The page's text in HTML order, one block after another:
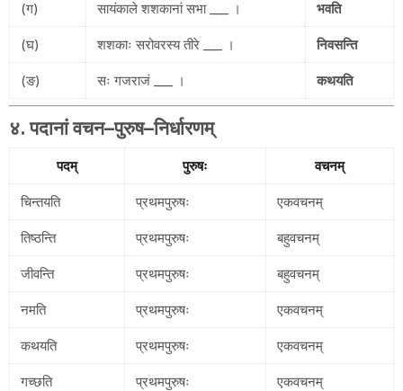
(ग) सायंकाले शशकानां सभा ___ । भवति
(घ) शशकाः सरोवरस्य तीरे ___ । निवसन्ति
(ङ) सः गजराजं ___ । कथयति
४. पदानां वचन–पुरुष–निर्धारणम्
पदम् पुरुषः वचनम्
चिन्तयति प्रथमपुरुषः एकवचनम्
तिष्ठन्ति प्रथमपुरुषः बहुवचनम्
जीवन्ति प्रथमपुरुषः बहुवचनम्
नमति प्रथमपुरुषः एकवचनम्
कथयति प्रथमपुरुषः एकवचनम्
गच्छति प्रथमपुरुषः एकवचनम्